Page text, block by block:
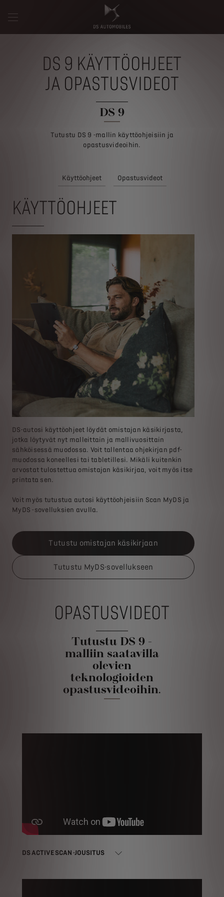
DS 9 KÄYTTÖOHJEET
JA OPASTUSVIDEOT
DS 9
Tutustu DS 9 -mallin käyttöohjeisiin ja
opastusvideoihin.
Käyttöohjeet Opastusvideot
KÄYTTÖOHJEET
DS-autosi käyttöohjeet löydät omistajan käsikirjasta,
jotka löytyvät nyt malleittain ja mallivuosittain
sähköisessä muodossa. Voit tallentaa ohjekirjan pdf-
muodossa koneellesi tai tabletillesi. Mikäli kuitenkin
arvostat tulostettua omistajan käsikirjaa, voit myös itse
printata sen.
Voit myös tutustua autosi käyttöohjeisiin Scan MyDS ja
MyDS -sovelluksien avulla.
Tutustu omistajan käsikirjaan
Tutustu MyDS-sovellukseen
OPASTUSVIDEOT
Tutustu DS 9 -
malliin saatavilla
olevien
teknologioiden
opastusvideoihin.
DS ACTIVE SCAN -JOUSITUS